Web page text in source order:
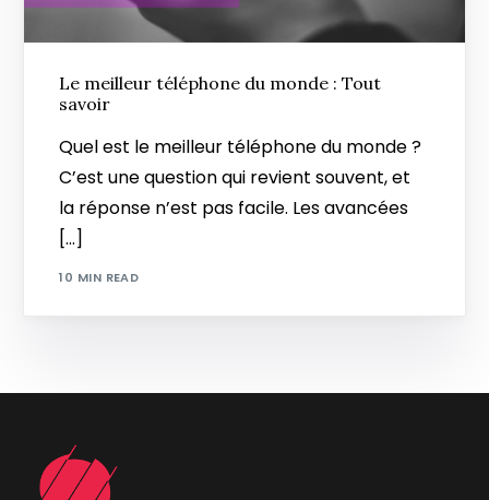
Le meilleur téléphone du monde : Tout
savoir
Quel est le meilleur téléphone du monde ?
C’est une question qui revient souvent, et
la réponse n’est pas facile. Les avancées
[…]
10 MIN READ